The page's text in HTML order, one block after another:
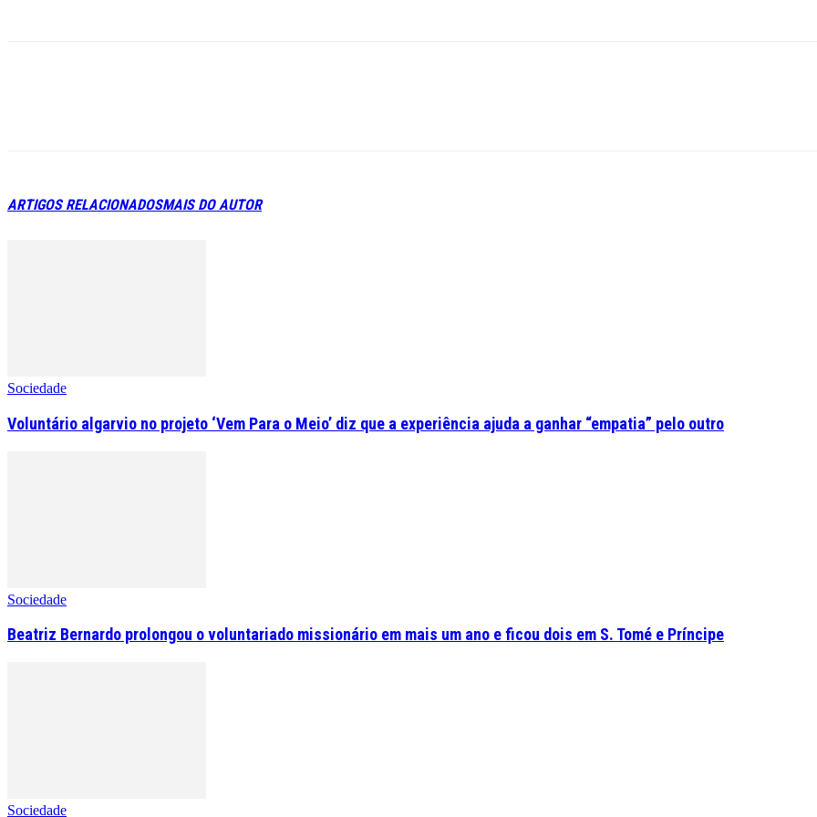
ARTIGOS RELACIONADOSMAIS DO AUTOR
Sociedade
Voluntário algarvio no projeto ‘Vem Para o Meio’ diz que a experiência ajuda a ganhar “empatia” pelo outro
Sociedade
Beatriz Bernardo prolongou o voluntariado missionário em mais um ano e ficou dois em S. Tomé e Príncipe
Sociedade